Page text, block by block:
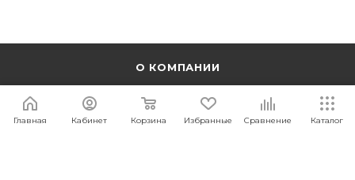
О КОМПАНИИ
ГДЕ КУПИТЬ?
Главная Кабинет Корзина Избранные Сравнение Каталог